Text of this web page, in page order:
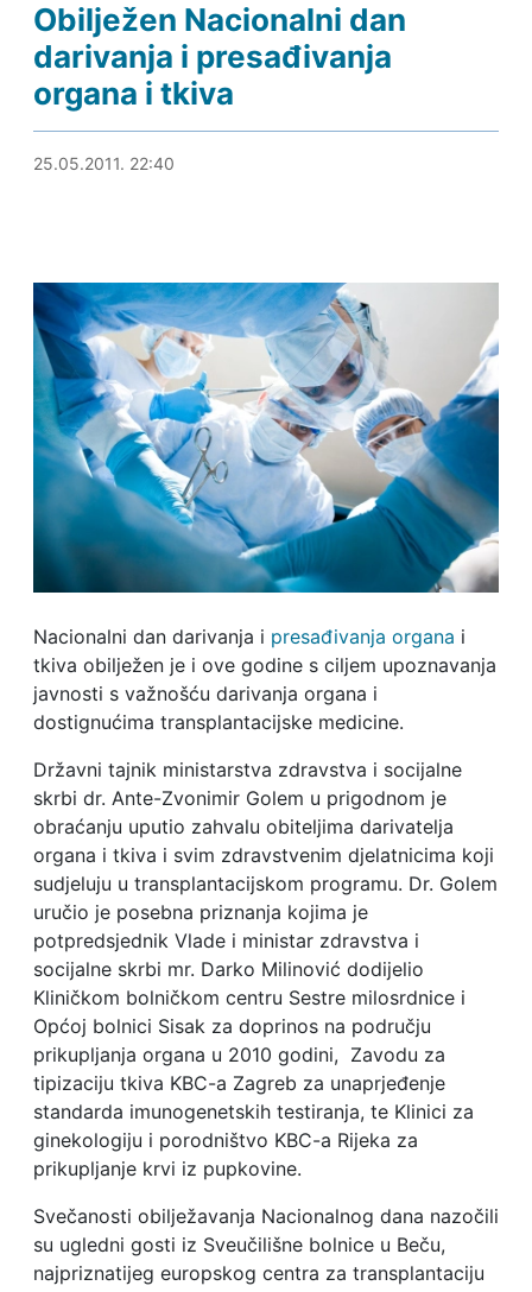
Obilježen Nacionalni dan
darivanja i presađivanja
organa i tkiva
26.05.2011. 00:47
25.05.2011. 22:40
Nacionalni dan darivanja i presađivanja organa i
tkiva obilježen je i ove godine s ciljem upoznavanja
javnosti s važnošću darivanja organa i
dostignućima transplantacijske medicine.
Državni tajnik ministarstva zdravstva i socijalne
skrbi dr. Ante-Zvonimir Golem u prigodnom je
obraćanju uputio zahvalu obiteljima darivatelja
organa i tkiva i svim zdravstvenim djelatnicima koji
sudjeluju u transplantacijskom programu. Dr. Golem
uručio je posebna priznanja kojima je
potpredsjednik Vlade i ministar zdravstva i
socijalne skrbi mr. Darko Milinović dodijelio
Kliničkom bolničkom centru Sestre milosrdnice i
Općoj bolnici Sisak za doprinos na području
prikupljanja organa u 2010 godini, Zavodu za
tipizaciju tkiva KBC-a Zagreb za unaprjeđenje
standarda imunogenetskih testiranja, te Klinici za
ginekologiju i porodništvo KBC-a Rijeka za
prikupljanje krvi iz pupkovine.
Svečanosti obilježavanja Nacionalnog dana nazočili
su ugledni gosti iz Sveučilišne bolnice u Beču,
najpriznatijeg europskog centra za transplantaciju